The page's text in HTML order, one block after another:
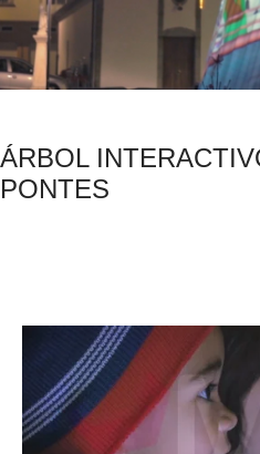
ÁRBOL
PONTES